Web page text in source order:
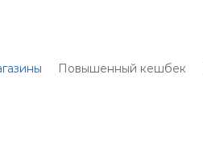
Повышенный кешбек